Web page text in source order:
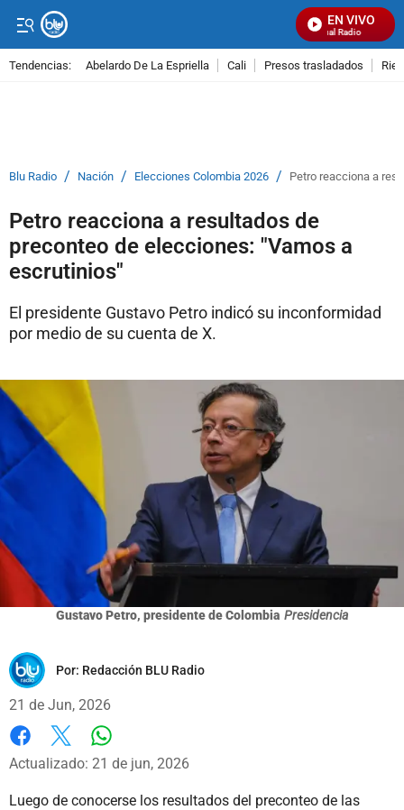
EN VIVO
Señal Visual Radio
Tendencias: Abelardo De La Espriella Cali Presos trasladados
Blu Radio / Nación / Elecciones Colombia 2026 / Petro reacciona a
Petro reacciona a resultados de
preconteo de elecciones: "Vamos a
escrutinios"
El presidente Gustavo Petro indicó su inconformidad
por medio de su cuenta de X.
Gustavo Petro, presidente de Colombia Presidencia
Por: Redacción BLU Radio
21 de Jun, 2026
Facebook
X
Actualizado: 21 de jun, 2026
Luego de conocerse los resultados del preconteo de las